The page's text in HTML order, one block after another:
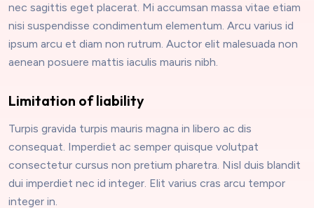
nec sagittis eget placerat. Mi accumsan massa vitae etiam
nisi suspendisse condimentum elementum. Arcu varius id
ipsum arcu et diam non rutrum. Auctor elit malesuada non
aenean posuere mattis iaculis mauris nibh.
Limitation of liability
Turpis gravida turpis mauris magna in libero ac dis
consequat. Imperdiet ac semper quisque volutpat
consectetur cursus non pretium pharetra. Nisl duis blandit
dui imperdiet nec id integer. Elit varius cras arcu tempor
integer in.